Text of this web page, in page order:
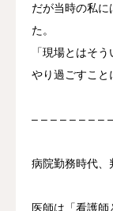
だが当時の私に
た。
「現場とはそう
やり過ごすこと
– – – – – – – –
病院勤務時代、
医師は「看護師